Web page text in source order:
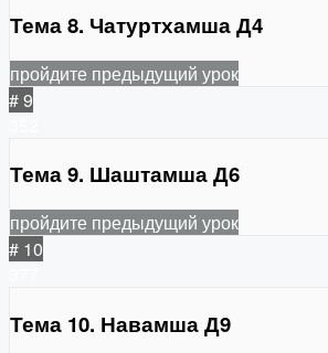
Тема 8. Чатуртхамша Д4
пройдите предыдущий урок
# 9
Тема 9. Шаштамша Д6
пройдите предыдущий урок
# 10
Тема 10. Навамша Д9